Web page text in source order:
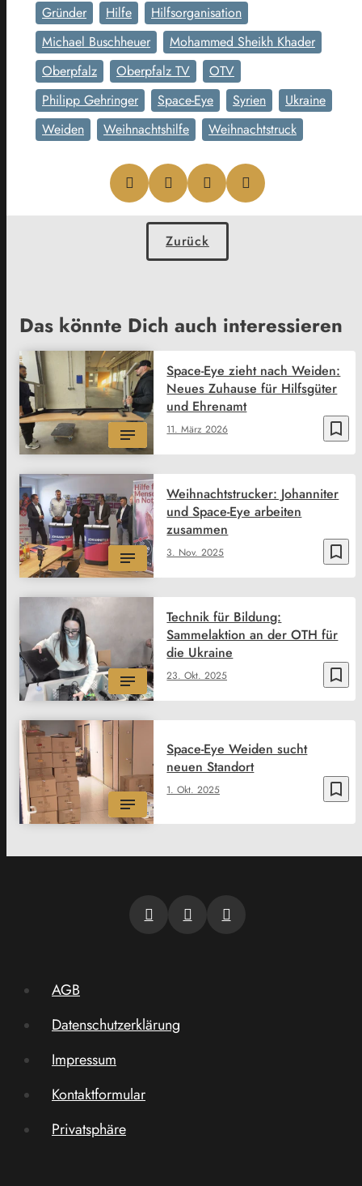
Gründer
Hilfe
Hilfsorganisation
Michael Buschheuer
Mohammed Sheikh Khader
Oberpfalz
Oberpfalz TV
OTV
Philipp Gehringer
Space-Eye Syrien
Ukraine
Weiden
Weihnachtshilfe Weihnachtstruck
Zurück
Das könnte Dich auch interessieren
bookmark_border
11. März 2026
Space-Eye zieht nach Weiden:
Neues Zuhause für Hilfsgüter
und Ehrenamt
bookmark_border
3. Nov. 2025
Weihnachtstrucker: Johanniter
und Space-Eye arbeiten
zusammen
bookmark_border
23. Okt. 2025
Technik für Bildung:
Sammelaktion an der OTH für
die Ukraine
bookmark_border
1. Okt. 2025
Space-Eye Weiden sucht
neuen Standort
AGB
Datenschutzerklärung
Impressum
Kontaktformular
Privatsphäre